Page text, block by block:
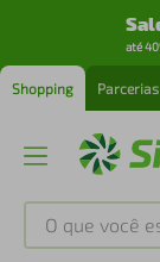
até
Shopping
O que você